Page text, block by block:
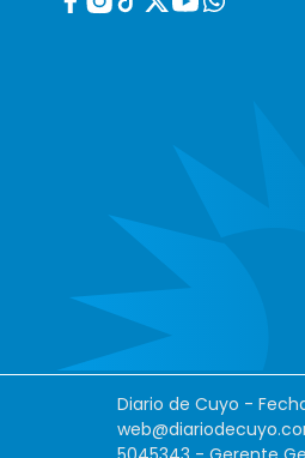
Diario de Cuyo -